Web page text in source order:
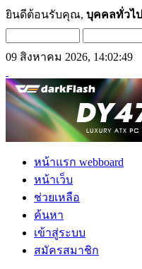
ยินดีต้อนรับคุณ, บุคคลทั่วไป
09 สิงหาคม 2026, 14:02:49
หน้าแรก webboard
หน้าเว็บ
ช่วยเหลือ
ค้นหา
เข้าสู่ระบบ
สมัครสมาชิก